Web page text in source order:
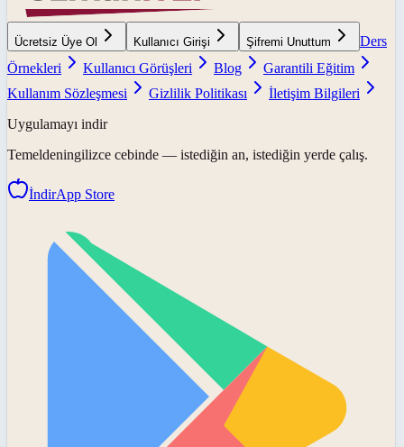
Ücretsiz Üye Ol Kullanıcı Girişi Şifremi Unuttum
Ders
Örnekleri
Kullanıcı Görüşleri Blog
Garantili Eğitim
Kullanım Sözleşmesi
Gizlilik Politikası
İletişim Bilgileri
Uygulamayı indir
Temeldeningilizce cebinde — istediğin an, istediğin yerde çalış.
İndirApp Store